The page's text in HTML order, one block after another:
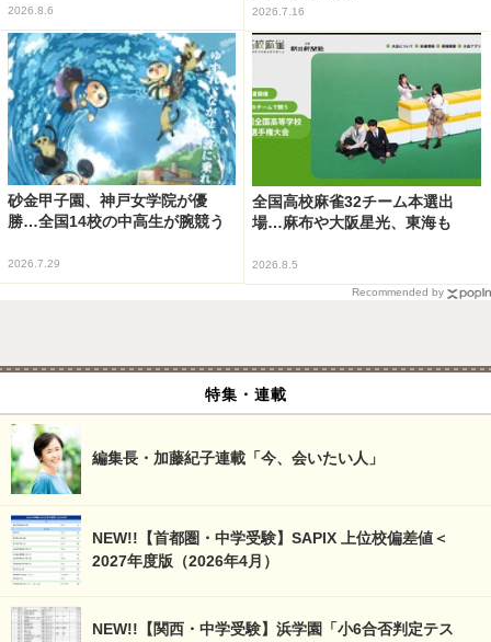
2026.8.6 2026.7.16
砂金甲子園、神戸女学院が優
勝…全国14校の中高生が腕競う
2026.7.29
全国高校麻雀32チーム本選出
場…麻布や大阪星光、東海も
2026.8.5
Recommended by
特集・連載
編集長・加藤紀子連載「今、会いたい人」
NEW!!【首都圏・中学受験】SAPIX 上位校偏差値＜
2027年度版（2026年4月）
NEW!!【関西・中学受験】浜学園「小6合否判定テス